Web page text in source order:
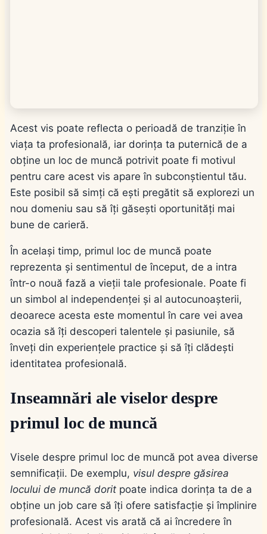
Acest vis poate reflecta o perioadă de tranziție în
viața ta profesională, iar dorința ta puternică de a
obține un loc de muncă potrivit poate fi motivul
pentru care acest vis apare în subconștientul tău.
Este posibil să simți că ești pregătit să explorezi un
nou domeniu sau să îți găsești oportunități mai
bune de carieră.
În același timp, primul loc de muncă poate
reprezenta și sentimentul de început, de a intra
într-o nouă fază a vieții tale profesionale. Poate fi
un simbol al independenței și al autocunoașterii,
deoarece acesta este momentul în care vei avea
ocazia să îți descoperi talentele și pasiunile, să
înveți din experiențele practice și să îți clădești
identitatea profesională.
Inseamnări ale viselor despre
primul loc de muncă
Visele despre primul loc de muncă pot avea diverse
semnificații. De exemplu, visul despre găsirea
locului de muncă dorit poate indica dorința ta de a
obține un job care să îți ofere satisfacție și împlinire
profesională. Acest vis arată că ai încredere în